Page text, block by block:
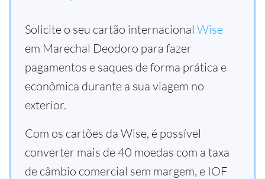
Solicite o seu cartão internacional Wise
em Marechal Deodoro para fazer
pagamentos e saques de forma prática e
econômica durante a sua viagem no
exterior.
Com os cartões da Wise, é possível
converter mais de 40 moedas com a taxa
de câmbio comercial sem margem, e IOF